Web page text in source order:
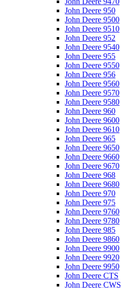
John Deere 950
John Deere 9500
John Deere 9510
John Deere 952
John Deere 9540
John Deere 955
John Deere 9550
John Deere 956
John Deere 9560
John Deere 9570
John Deere 9580
John Deere 960
John Deere 9600
John Deere 9610
John Deere 965
John Deere 9650
John Deere 9660
John Deere 9670
John Deere 968
John Deere 9680
John Deere 970
John Deere 975
John Deere 9760
John Deere 9780
John Deere 985
John Deere 9860
John Deere 9900
John Deere 9920
John Deere 9950
John Deere CTS
John Deere CWS